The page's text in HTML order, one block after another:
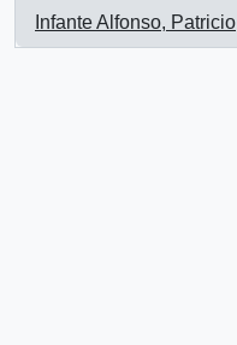
Infante Alfonso, Patricio
, 1 resultados